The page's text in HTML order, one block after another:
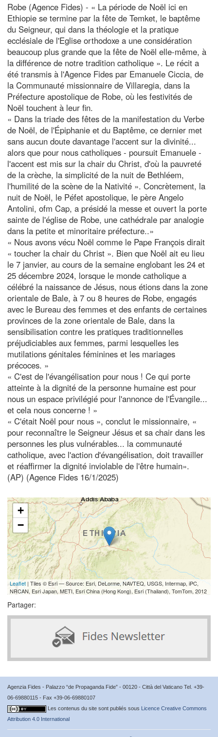
Robe (Agence Fides) - « La période de Noël ici en
Ethiopie se termine par la fête de Temket, le baptême
du Seigneur, qui dans la théologie et la pratique
ecclésiale de l'Eglise orthodoxe a une considération
beaucoup plus grande que la fête de Noël elle-même, à
la différence de notre tradition catholique ». Le récit a
été transmis à l'Agence Fides par Emanuele Ciccia, de
la Communauté missionnaire de Villaregia, dans la
Préfecture apostolique de Robe, où les festivités de
Noël touchent à leur fin.
« Dans la triade des fêtes de la manifestation du Verbe
de Noël, de l'Épiphanie et du Baptême, ce dernier met
sans aucun doute davantage l'accent sur la divinité...
alors que pour nous catholiques - poursuit Emanuele -
l'accent est mis sur la chair du Christ, d'où la pauvreté
de la crèche, la simplicité de la nuit de Bethléem,
l'humilité de la scène de la Nativité ». Concrètement, la
nuit de Noël, le Péfet apostolique, le père Angelo
Antolini, ofm Cap, a présidé la messe et ouvert la porte
sainte de l'église de Robe, une cathédrale par analogie
dans la petite et minoritaire préfecture..»
« Nous avons vécu Noël comme le Pape François dirait
« toucher la chair du Christ ». Bien que Noël ait eu lieu
le 7 janvier, au cours de la semaine englobant les 24 et
25 décembre 2024, lorsque le monde catholique a
célébré la naissance de Jésus, nous étions dans la zone
orientale de Bale, à 7 ou 8 heures de Robe, engagés
avec le Bureau des femmes et des enfants de certaines
provinces de la zone orientale de Bale, dans la
sensibilisation contre les pratiques traditionnelles
préjudiciables aux femmes, parmi lesquelles les
mutilations génitales féminines et les mariages
précoces. »
« C'est de l'évangélisation pour nous ! Ce qui porte
atteinte à la dignité de la personne humaine est pour
nous un espace privilégié pour l'annonce de l'Évangile...
et cela nous concerne ! »
« C'était Noël pour nous », conclut le missionnaire, «
pour reconnaître le Seigneur Jésus et sa chair dans les
personnes les plus vulnérables... la communauté
catholique, avec l'action d'évangélisation, doit travailler
et réaffirmer la dignité inviolable de l'être humain».
(AP) (Agence Fides 16/1/2025)
+
−
Leaflet | Tiles © Esri — Source: Esri, DeLorme, NAVTEQ, USGS, Intermap, iPC,
NRCAN, Esri Japan, METI, Esri China (Hong Kong), Esri (Thailand), TomTom, 2012
Partager:
Agenzia Fides - Palazzo “de Propaganda Fide” - 00120 - Città del Vaticano Tel. +39-
06-69880115 - Fax +39-06-69880107
Les contenus du site sont publiés sous Licence Creative Commons
Attribution 4.0 International